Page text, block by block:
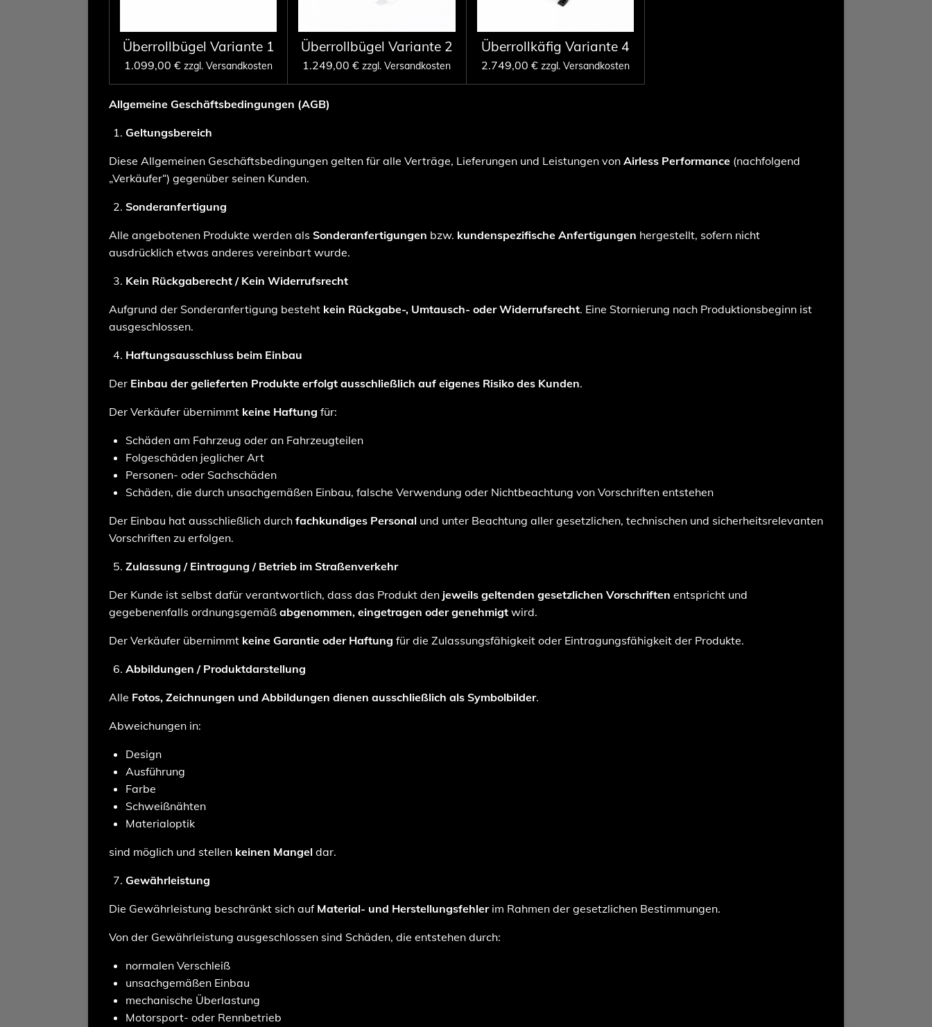
Überrollbügel Variante 1
1.099,00 € zzgl. Versandkosten
Überrollbügel Variante 2
1.249,00 € zzgl. Versandkosten
Überrollkäfig Variante 4
2.749,00 € zzgl. Versandkosten
Allgemeine Geschäftsbedingungen (AGB)
Geltungsbereich
Diese Allgemeinen Geschäftsbedingungen gelten für alle Verträge, Lieferungen und Leistungen von Airless Performance (nachfolgend
„Verkäufer“) gegenüber seinen Kunden.
Sonderanfertigung
Alle angebotenen Produkte werden als Sonderanfertigungen bzw. kundenspezifische Anfertigungen hergestellt, sofern nicht
ausdrücklich etwas anderes vereinbart wurde.
Kein Rückgaberecht / Kein Widerrufsrecht
Aufgrund der Sonderanfertigung besteht kein Rückgabe-, Umtausch- oder Widerrufsrecht. Eine Stornierung nach Produktionsbeginn ist
ausgeschlossen.
Haftungsausschluss beim Einbau
Der Einbau der gelieferten Produkte erfolgt ausschließlich auf eigenes Risiko des Kunden.
Der Verkäufer übernimmt keine Haftung für:
Schäden am Fahrzeug oder an Fahrzeugteilen
Folgeschäden jeglicher Art
Personen- oder Sachschäden
Schäden, die durch unsachgemäßen Einbau, falsche Verwendung oder Nichtbeachtung von Vorschriften entstehen
Der Einbau hat ausschließlich durch fachkundiges Personal und unter Beachtung aller gesetzlichen, technischen und sicherheitsrelevanten
Vorschriften zu erfolgen.
Zulassung / Eintragung / Betrieb im Straßenverkehr
Der Kunde ist selbst dafür verantwortlich, dass das Produkt den jeweils geltenden gesetzlichen Vorschriften entspricht und
gegebenenfalls ordnungsgemäß abgenommen, eingetragen oder genehmigt wird.
Der Verkäufer übernimmt keine Garantie oder Haftung für die Zulassungsfähigkeit oder Eintragungsfähigkeit der Produkte.
Abbildungen / Produktdarstellung
Alle Fotos, Zeichnungen und Abbildungen dienen ausschließlich als Symbolbilder.
Abweichungen in:
Design
Ausführung
Farbe
Schweißnähten
Materialoptik
sind möglich und stellen keinen Mangel dar.
Gewährleistung
Die Gewährleistung beschränkt sich auf Material- und Herstellungsfehlerim Rahmen der gesetzlichen Bestimmungen.
Von der Gewährleistung ausgeschlossen sind Schäden, die entstehen durch:
normalen Verschleiß
unsachgemäßen Einbau
mechanische Überlastung
Motorsport- oder Rennbetrieb